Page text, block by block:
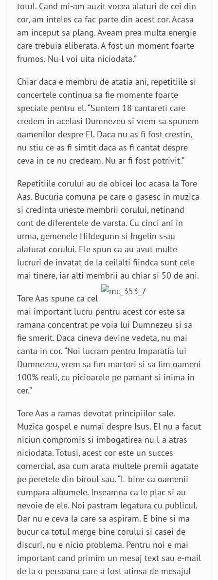
totul. Cand mi-am auzit vocea alaturi de cei din
cor, am inteles ca fac parte din acest cor. Acasa
am inceput sa plang. Aveam prea multa energie
care trebuia eliberata. A fost un moment foarte
frumos. Nu-l voi uita niciodata.”
Chiar daca e membru de atatia ani, repetitiile si
concertele continua sa fie momente foarte
speciale pentru el. “Suntem 18 cantareti care
credem in acelasi Dumnezeu si vrem sa spunem
oamenilor despre El. Daca nu as fi fost crestin,
nu stiu ce as fi simtit daca as fi cantat despre
ceva in ce nu credeam. Nu ar fi fost potrivit.”
Repetitiile corului au de obicei loc acasa la Tore
Aas. Bucuria comuna pe care o gasesc in muzica
si credinta uneste membrii corului, netinand
cont de diferentele de varsta. Cu cinci ani in
urma, gemenele Hildegunn si Ingelin s-au
alaturat corului. Ele spun ca au avut multe
lucruri de invatat de la ceilalti fiindca sunt cele
mai tinere, iar alti membrii au chiar si 50 de ani.
Tore Aas spune ca cel
mai important lucru pentru acest cor este sa
ramana concentrat pe voia lui Dumnezeu si sa
fie smerit. Daca cineva devine vedeta, nu mai
canta in cor. “Noi lucram pentru Imparatia lui
Dumnezeu, vrem sa fim martori si sa fim oameni
100% reali, cu picioarele pe pamant si inima in
cer.”
Tore Aas a ramas devotat principiilor sale.
Muzica gospel e numai despre Isus. El nu a facut
niciun compromis si imbogatirea nu l-a atras
niciodata. Totusi, acest cor este un succes
comercial, asa cum arata multele premii agatate
pe peretele din biroul sau. “E bine ca oamenii
cumpara albumele. Inseamna ca le plac si au
nevoie de ele. Noi pastram legatura cu publicul.
Dar nu e ceva la care sa aspiram. E bine si ma
bucur ca totul merge bine corului si casei de
discuri, nu e nicio problema. Pentru noi e mai
important cand primim un mesaj text sau e-mail
de la o persoana care a fost atinsa de mesajul